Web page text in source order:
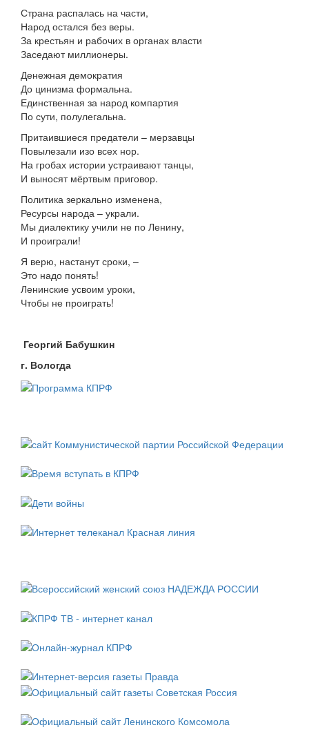
Страна распалась на части,
Народ остался без веры.
За крестьян и рабочих в органах власти
Заседают миллионеры.
Денежная демократия
До цинизма формальна.
Единственная за народ компартия
По сути, полулегальна.
Притаившиеся предатели – мерзавцы
Повылезали изо всех нор.
На гробах истории устраивают танцы,
И выносят мёртвым приговор.
Политика зеркально изменена,
Ресурсы народа – украли.
Мы диалектику учили не по Ленину,
И проиграли!
Я верю, настанут сроки, –
Это надо понять!
Ленинские усвоим уроки,
Чтобы не проиграть!
Георгий Бабушкин
г. Вологда